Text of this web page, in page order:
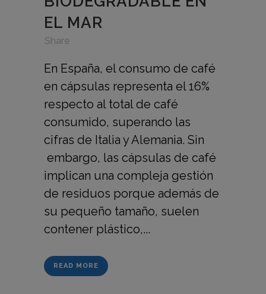
EL MAR
Share
En España, el consumo de café
en cápsulas representa el 16%
respecto al total de café
consumido, superando las
cifras de Italia y Alemania. Sin
embargo, las cápsulas de café
implican una compleja gestión
de residuos porque además de
su pequeño tamaño, suelen
contener plástico,...
READ MORE